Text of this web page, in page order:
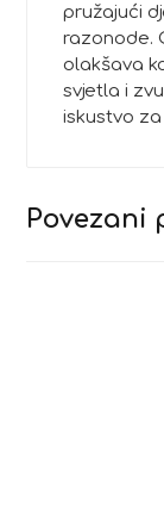
pružajući
razonode.
olakšava
svjetla i
iskustvo
Povezani